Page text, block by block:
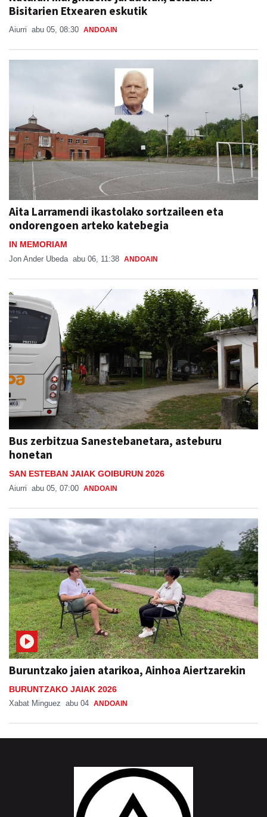
Bisitarien Etxearen eskutik
Aiurri abu 05, 08:30 ANDOAIN
Aita Larramendi ikastolako sortzaileen eta
ondorengoen arteko katebegia
IN MEMORIAM
Jon Ander Ubeda abu 06, 11:38 ANDOAIN
Bus zerbitzua Sanestebanetara, asteburu
honetan
SAN ESTEBAN JAIAK GOIBURUN 2026
Aiurri abu 05, 07:00 ANDOAIN
Buruntzako jaien atarikoa, Ainhoa Aiertzarekin
BURUNTZAKO JAIAK 2026
Xabat Minguez abu 04 ANDOAIN